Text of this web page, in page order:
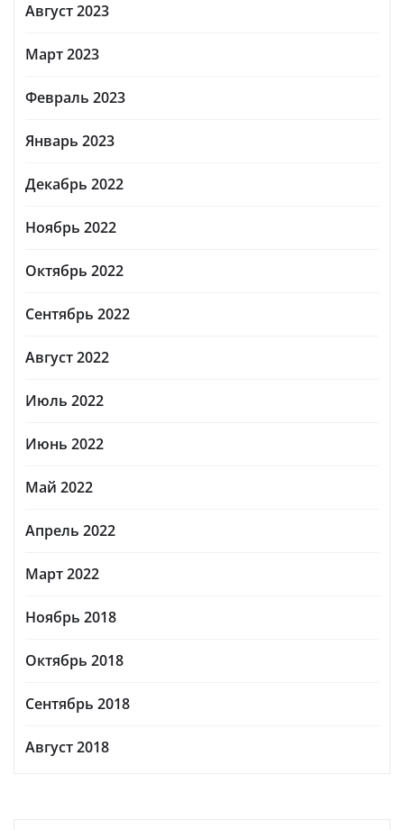
Август 2023
Март 2023
Февраль 2023
Январь 2023
Декабрь 2022
Ноябрь 2022
Октябрь 2022
Сентябрь 2022
Август 2022
Июль 2022
Июнь 2022
Май 2022
Апрель 2022
Март 2022
Ноябрь 2018
Октябрь 2018
Сентябрь 2018
Август 2018